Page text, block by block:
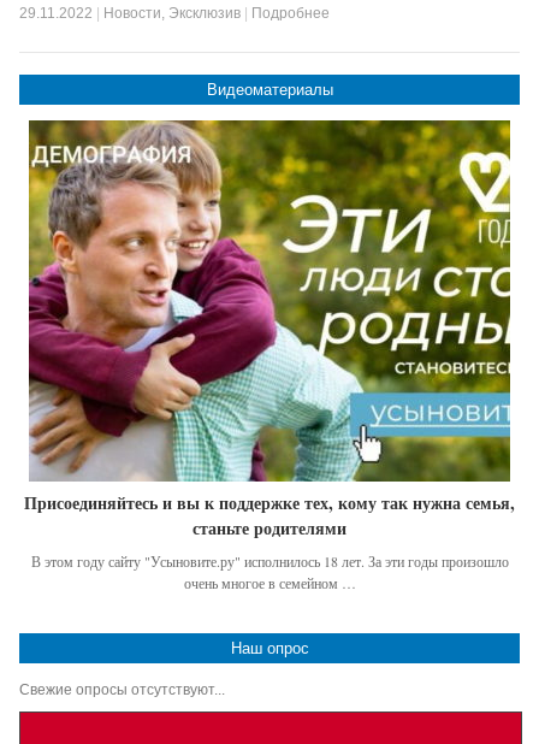
29.11.2022 Новости, Эксклюзив Подробнее
Видеоматериалы
Присоединяйтесь и вы к поддержке тех, кому так нужна семья,
станьте родителями
В этом году сайту "Усыновите.ру" исполнилось 18 лет. За эти годы произошло
очень многое в семейном …
Наш опрос
Свежие опросы отсутствуют...